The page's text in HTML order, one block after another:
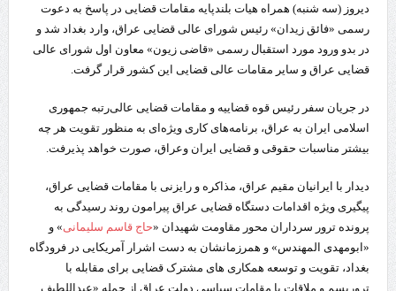
دیروز (سه شنبه) همراه هیات بلندپایه مقامات قضایی در پاسخ به دعوت
رسمی «فائق زیدان» رئیس شورای عالی قضایی عراق، وارد بغداد شد و
در بدو ورود مورد استقبال رسمی «قاضی زیون» معاون اول شورای عالی
قضایی عراق و سایر مقامات عالی قضایی این کشور قرار گرفت.
در جریان سفر رئیس قوه قضاییه و مقامات قضایی عالی‌رتبه جمهوری
اسلامی ایران به عراق، برنامه‌های کاری ویژه‌ای به منظور تقویت هر چه
بیشتر مناسبات حقوقی و قضایی ایران وعراق، صورت خواهد پذیرفت.
دیدار با ایرانیان مقیم عراق، مذاکره و رایزنی با مقامات قضایی عراق،
پیگیری ویژه اقدامات دستگاه قضایی عراق پیرامون روند رسیدگی به
پرونده ترور سرداران محور مقاومت شهیدان «حاج قاسم سلیمانی» و
«ابومهدی‌ المهندس» و همرزمانشان به دست اشرار آمریکایی در فرودگاه
بغداد، تقویت و توسعه همکاری های مشترک قضایی برای مقابله با
تروریسم و ملاقات با مقامات سیاسی دولت عراق از جمله «عبداللطیف